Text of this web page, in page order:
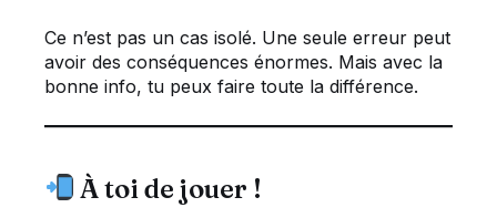
Ce n’est pas un cas isolé. Une seule erreur peut
avoir des conséquences énormes. Mais avec la
bonne info, tu peux faire toute la différence.
À toi de jouer !